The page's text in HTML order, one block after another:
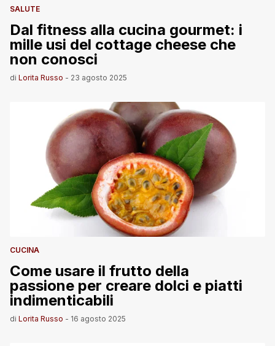
SALUTE
Dal fitness alla cucina gourmet: i
mille usi del cottage cheese che
non conosci
di Lorita Russo - 23 agosto 2025
CUCINA
Come usare il frutto della
passione per creare dolci e piatti
indimenticabili
di Lorita Russo - 16 agosto 2025